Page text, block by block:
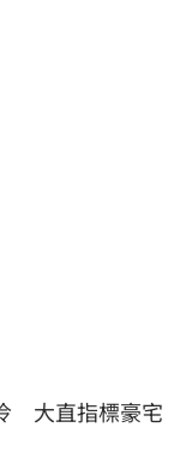
　大直指標豪宅